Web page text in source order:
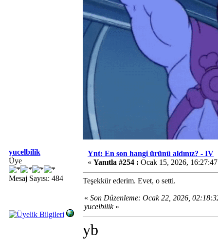
yucelbilik
Üye
Mesaj Sayısı: 484
Ynt: En son hangi ürünü aldınız? - IV
« Yanıtla #254 : Ocak 15, 2026,
Teşekkür ederim. Evet, o setti.
« Son Düzenleme: Ocak 22, 2026,
yucelbilik»
yb